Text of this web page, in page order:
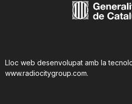
Lloc web desenvolupat amb la
www.radiocitygroup.com.